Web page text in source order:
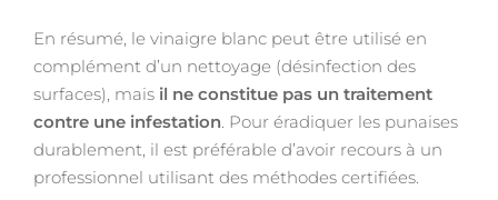
En résumé, le vinaigre blanc peut être utilisé en
complément d’un nettoyage (désinfection des
surfaces), mais il ne constitue pas un traitement
contre une infestation . Pour éradiquer les punaises
durablement, il est préférable d’avoir recours à un
professionnel utilisant des méthodes certifiées.